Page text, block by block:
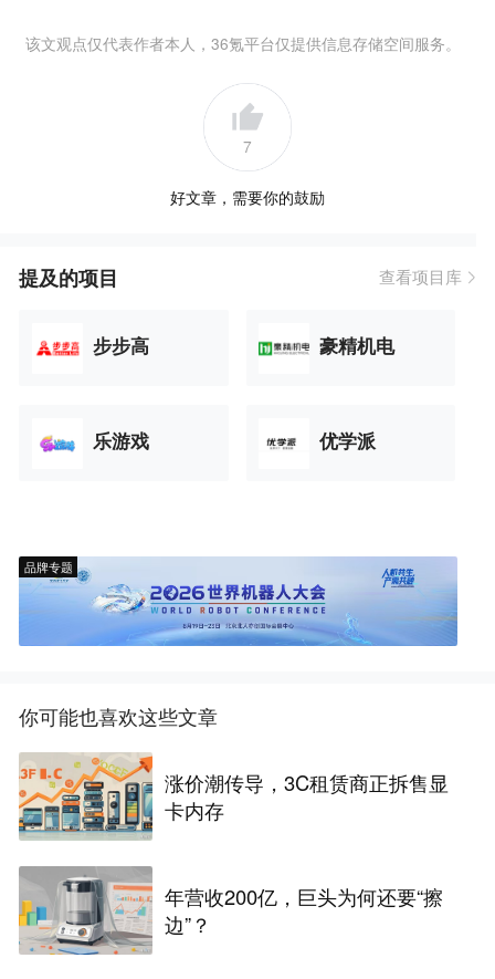
该文观点仅代表作者本人，36氪平台仅提供信息存储空间服务。
7
好文章，需要你的鼓励
提及的项目 查看项目库
步步高 豪精机电
乐游戏 优学派
品牌专题
你可能也喜欢这些文章
涨价潮传导，3C租赁商正拆售显
卡内存
年营收200亿，巨头为何还要“擦
边”？